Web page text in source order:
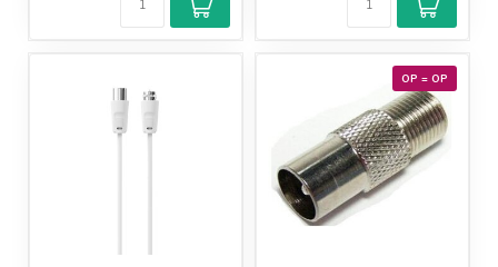
OP = OP